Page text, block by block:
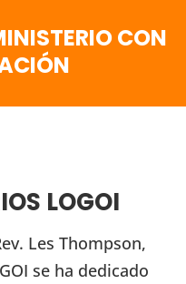
CON
LOGOI
Les Thompson,
se ha dedicado